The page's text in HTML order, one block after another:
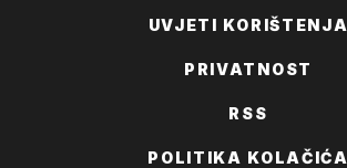
UVJETI KORIŠTENJA
PRIVATNOST
RSS
POLITIKA KOLAČIĆA